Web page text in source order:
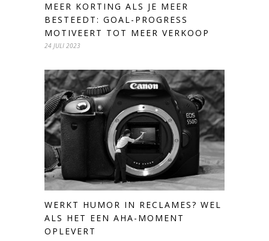
MEER KORTING ALS JE MEER
BESTEEDT: GOAL-PROGRESS
MOTIVEERT TOT MEER VERKOOP
24 JULI 2023
WERKT HUMOR IN RECLAMES? WEL
ALS HET EEN AHA-MOMENT
OPLEVERT